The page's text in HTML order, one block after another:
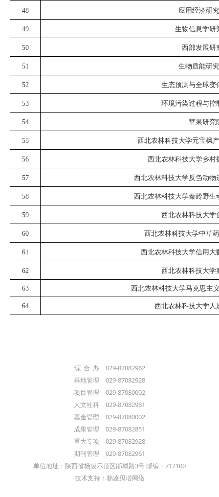
48 应用经济研
49 生物信息学研
50 西部发展研
51 生物质能研
52 生态预测与全球变
53 环境污染过程与控
54 苹果研究
55 西北农林科技大学元宝枫
56 西北农林科技大学乡村
57 西北农林科技大学反刍动物
58 西北农林科技大学秦岭野生
59 西北农林科技大学
60 西北农林科技大学中草
61 西北农林科技大学信用大
62 西北农林科技大学
63 西北农林科技大学马克思主
64 西北农林科技大学人
综 合 办 029-87082962
基地管理 029-87082928
项目管理 029-87080002
人文社科 029-87082961
基金管理 029-87080002
成果管理 029-87082851
重大专项 029-87082928
期刊管理 029-87082961
单位地址：陕西省杨凌示范区邰城路3号 邮编：712100
技术支持：杨凌贝塔网络